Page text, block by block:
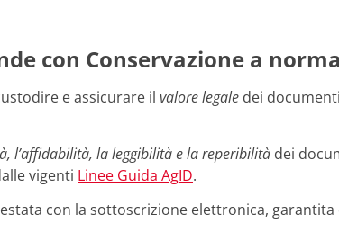
con Conservazione a
e assicurare il valore legale dei
l’affidabilità, la leggibilità e la reperibilità dei
vigenti Linee Guida AgID.
con la sottoscrizione elettronica, garantita